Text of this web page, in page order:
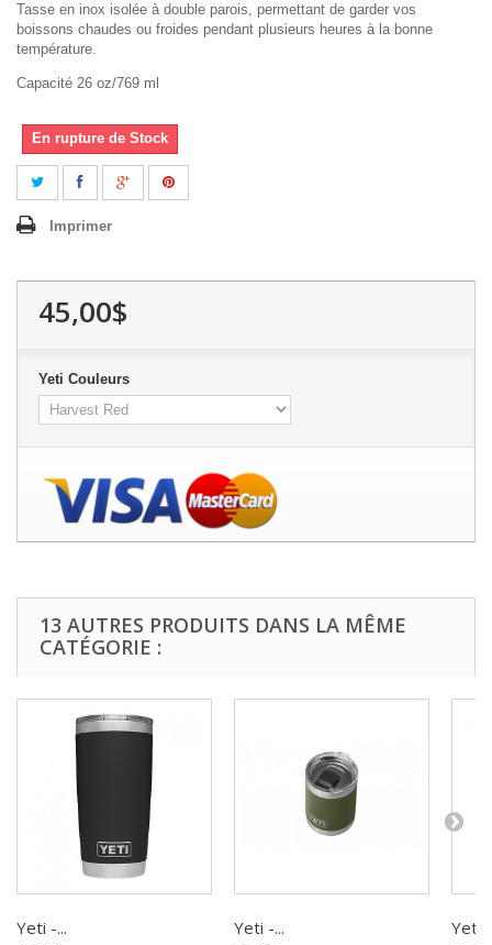
Tasse en inox isolée à double parois, permettant de garder vos
boissons chaudes ou froides pendant plusieurs heures à la bonne
température.
Capacité 26 oz/769 ml
En rupture de Stock
Imprimer
45,00$
Yeti Couleurs
13 AUTRES PRODUITS DANS LA MÊME
CATÉGORIE :
Yeti -... Yeti -... Yeti